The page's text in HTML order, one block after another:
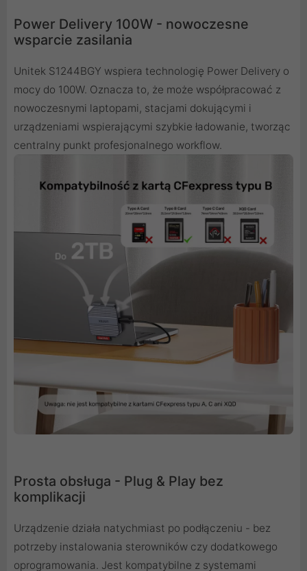
Power Delivery 100W - nowoczesne
wsparcie zasilania
Unitek S1244BGY wspiera technologię Power Delivery o
mocy do 100W. Oznacza to, że może współpracować z
nowoczesnymi laptopami, stacjami dokującymi i
urządzeniami wspierającymi szybkie ładowanie, tworząc
centralny punkt profesjonalnego workflow.
Prosta obsługa - Plug & Play bez
komplikacji
Urządzenie działa natychmiast po podłączeniu - bez
potrzeby instalowania sterowników czy dodatkowego
oprogramowania. Jest kompatybilne z systemami